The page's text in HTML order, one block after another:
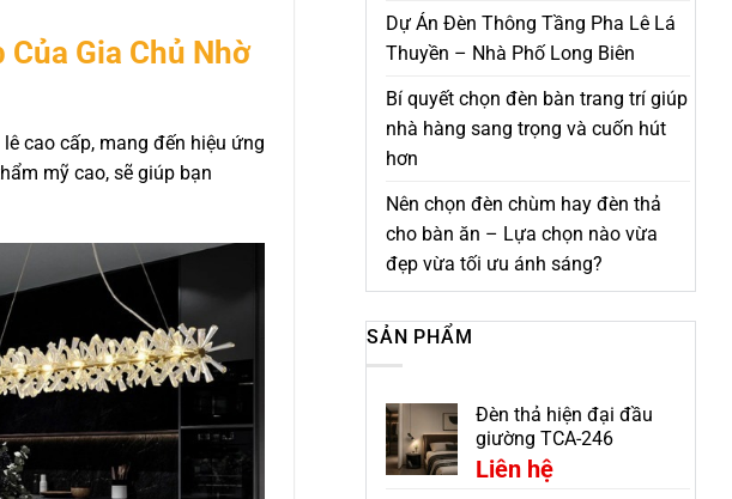
Gia Chủ Nhờ
cao cấp, mang đến hiệu ứng
mỹ cao, sẽ giúp bạn
Dự Án Đèn Thông Tầng Pha Lê Lá
Thuyền – Nhà Phố Long Biên
Bí quyết chọn đèn bàn trang trí giúp
nhà hàng sang trọng và cuốn hút
hơn
Nên chọn đèn chùm hay đèn thả
cho bàn ăn – Lựa chọn nào vừa
đẹp vừa tối ưu ánh sáng?
SẢN PHẨM
Đèn thả hiện đại đầu
giường TCA-246
Liên hệ